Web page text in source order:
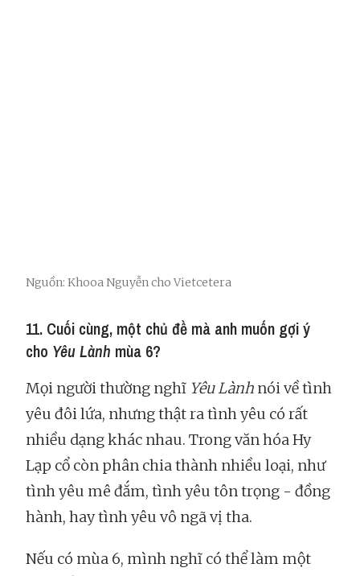
Nguồn: Khooa Nguyễn cho Vietcetera
11. Cuối cùng, một chủ đề mà anh muốn gợi ý
cho Yêu Lành mùa 6?
Mọi người thường nghĩ Yêu Lành nói về tình
yêu đôi lứa, nhưng thật ra tình yêu có rất
nhiều dạng khác nhau. Trong văn hóa Hy
Lạp cổ còn phân chia thành nhiều loại, như
tình yêu mê đắm, tình yêu tôn trọng - đồng
hành, hay tình yêu vô ngã vị tha.
Nếu có mùa 6, mình nghĩ có thể làm một